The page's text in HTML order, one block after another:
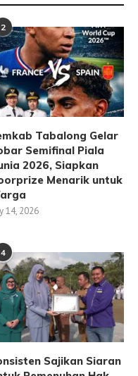
2
Tabalong Gelar
Semifinal Piala
2026, Siapkan
Menarik untuk
14, 2026
4
Sajikan Siaran